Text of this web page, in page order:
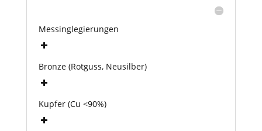
Messinglegierungen
Bronze (Rotguss, Neusilber)
Kupfer (Cu <90%)